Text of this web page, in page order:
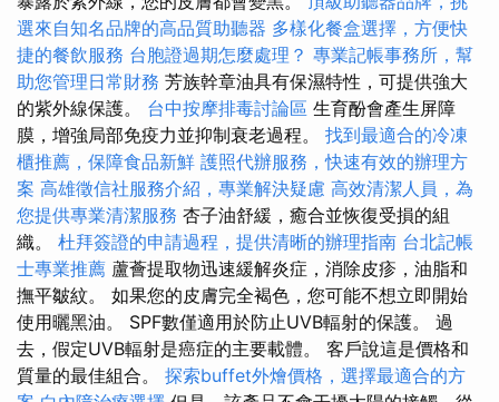
選來自知名品牌的高品質助聽器 多樣化餐盒選擇，方便快
捷的餐飲服務 台胞證過期怎麼處理？ 專業記帳事務所，幫
助您管理日常財務 芳族幹章油具有保濕特性，可提供強大
的紫外線保護。 台中按摩排毒討論區 生育酚會產生屏障
膜，增強局部免疫力並抑制衰老過程。 找到最適合的冷凍
櫃推薦，保障食品新鮮 護照代辦服務，快速有效的辦理方
案 高雄徵信社服務介紹，專業解決疑慮 高效清潔人員，為
您提供專業清潔服務 杏子油舒緩，癒合並恢復受損的組
織。 杜拜簽證的申請過程，提供清晰的辦理指南 台北記帳
士專業推薦 蘆薈提取物迅速緩解炎症，消除皮疹，油脂和
撫平皺紋。 如果您的皮膚完全褐色，您可能不想立即開始
使用曬黑油。 SPF數僅適用於防止UVB輻射的保護。 過
去，假定UVB輻射是癌症的主要載體。 客戶說這是價格和
質量的最佳組合。 探索buffet外燴價格，選擇最適合的方